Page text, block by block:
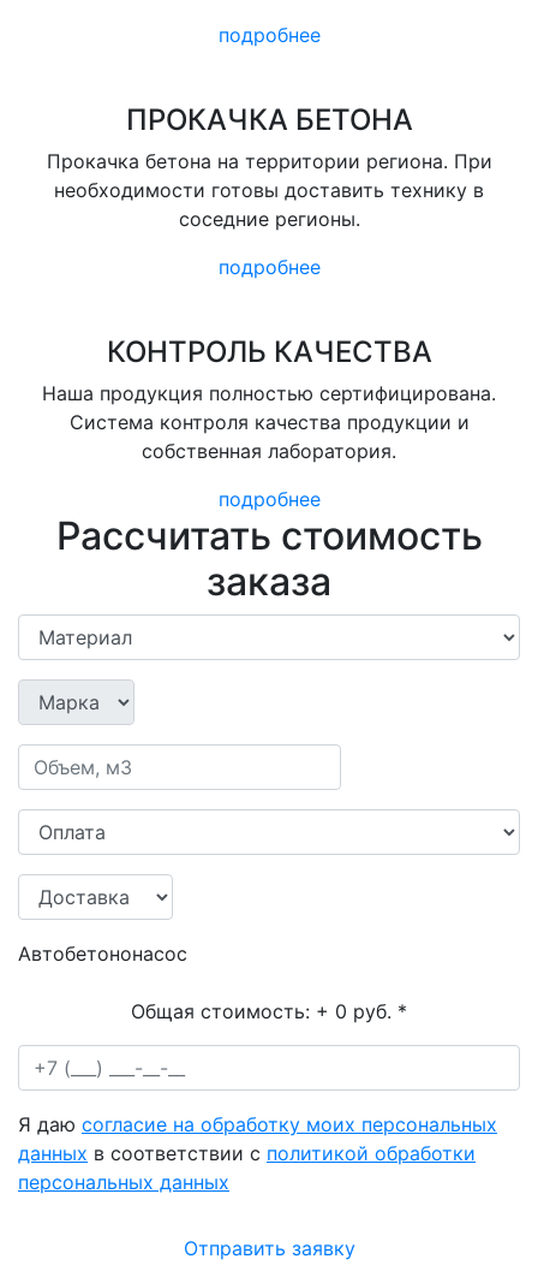
подробнее
ПРОКАЧКА БЕТОНА
Прокачка бетона на территории региона. При
необходимости готовы доставить технику в
соседние регионы.
подробнее
КОНТРОЛЬ КАЧЕСТВА
Наша продукция полностью сертифицирована.
Система контроля качества продукции и
собственная лаборатория.
подробнее
Рассчитать стоимость
заказа
Автобетононасос
Общая стоимость: + 0 руб. *
Я даю согласие на обработку моих персональных
данных в соответствии с политикой обработки
персональных данных
Отправить заявку